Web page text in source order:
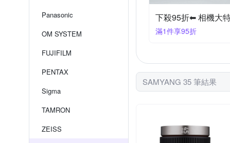
Panasonic
OM SYSTEM
FUJIFILM
PENTAX
Sigma
TAMRON
ZEISS
下殺95折⬅︎ 相機大
滿1件享95折
SAMYANG 35 筆結果